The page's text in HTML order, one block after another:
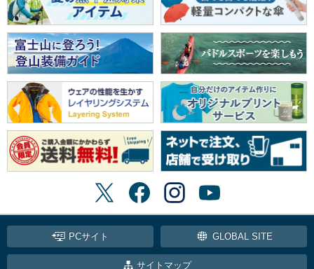
PCサイト GLOBAL SITE
サイトマップ